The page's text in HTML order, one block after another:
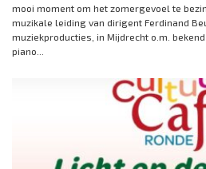
mooi moment om het zomergevoel te
muzikale leiding van dirigent Ferdinand
muziekproducties, in Mijdrecht o.m. bekend
piano...